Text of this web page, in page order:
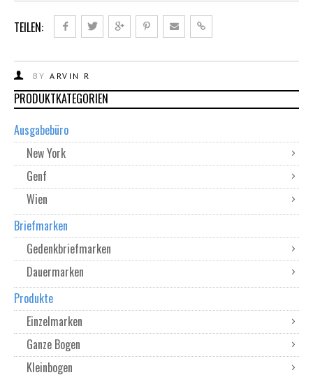
TEILEN:
BY ARVIN R
PRODUKTKATEGORIEN
Ausgabebüro
New York
Genf
Wien
Briefmarken
Gedenkbriefmarken
Dauermarken
Produkte
Einzelmarken
Ganze Bogen
Kleinbogen